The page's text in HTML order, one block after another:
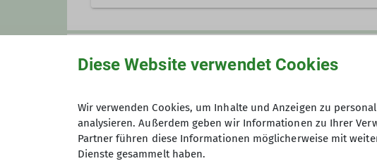
kulturelle und kulinarische Erlebnisse.
Anmeldung
Maximale Teilnehmeranzahl
Diese Website verwendet Cookies
Wir verwenden Cookies, um Inhalte und Anzeigen zu
analysieren. Außerdem geben wir Informationen zu Ihrer
Partner führen diese Informationen möglicherweise mit
Dienste gesammelt haben.